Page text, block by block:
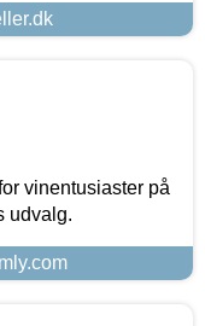
vinentusiaster på
udvalg.